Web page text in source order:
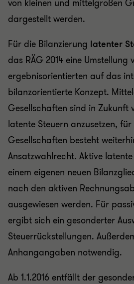
von kleinen und mittelgroßen
dargestellt werden.
Für die Bilanzierung latenter
das RÄG 2014 eine Umstellung
ergebnisorientierten auf das
bilanzorientierte Konzept.
Gesellschaften sind in Zukunft
latente Steuern anzusetzen, für
Gesellschaften besteht
Ansatzwahlrecht. Aktive
einem eigenen neuen
nach den aktiven
ausgewiesen werden. Für
ergibt sich ein gesonderter
Steuerrückstellungen.
Anhangangaben notwendig.
Ab 1.1.2016 entfällt der